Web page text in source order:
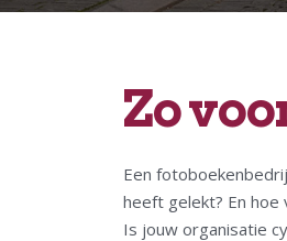
Zo
Een
heeft gelekt? En hoe
Is jouw organisatie